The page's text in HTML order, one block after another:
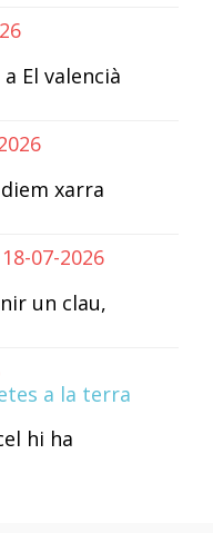
El valencià
xarra
07-2026
un clau,
a la terra
hi ha